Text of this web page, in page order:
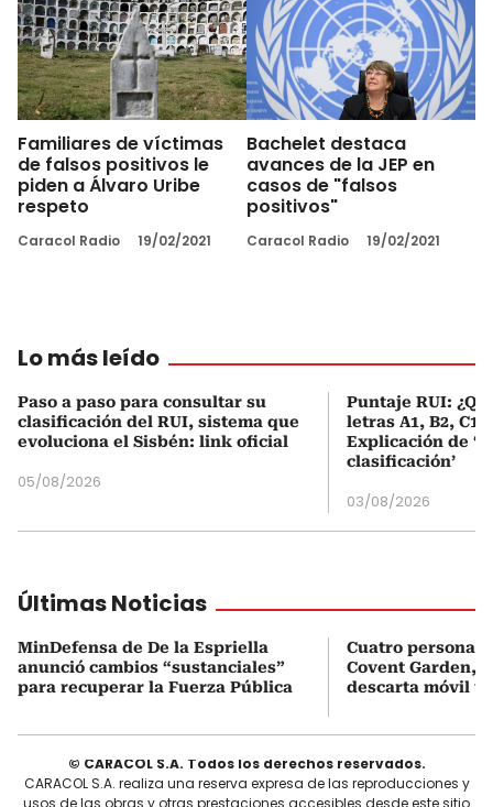
Familiares de víctimas
de falsos positivos le
piden a Álvaro Uribe
respeto
Caracol Radio 19/02/2021
Bachelet destaca
avances de la JEP en
casos de "falsos
positivos"
Caracol Radio 19/02/2021
Lo más leído
Paso a paso para consultar su
clasificación del RUI, sistema que
evoluciona el Sisbén: link oficial
05/08/2026
Puntaje RUI:
letras A1, B2, C1
Explicación de
clasificación’
03/08/2026
Últimas Noticias
MinDefensa de De la Espriella
anunció cambios “sustanciales”
para recuperar la Fuerza Pública
Cuatro personas
Covent Garden,
descarta móvil
© CARACOL S.A. Todos los derechos reservados.
CARACOL S.A. realiza una reserva expresa de las reproducciones y
usos de las obras y otras prestaciones accesibles desde este sitio